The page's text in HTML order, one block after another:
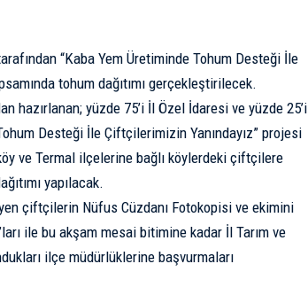
“Kaba Yem Üretiminde Tohum Desteği İle
tohum dağıtımı gerçekleştirilecek.
hazırlanan; yüzde 75’i İl Özel İdaresi ve yüzde 25’i
Desteği İle Çiftçilerimizin Yanındayız” projesi
ve Termal ilçelerine bağlı köylerdeki çiftçilere
yapılacak.
çiftçilerin Nüfus Cüzdanı Fotokopisi ve ekimini
ile bu akşam mesai bitimine kadar İl Tarım ve
ilçe müdürlüklerine başvurmaları